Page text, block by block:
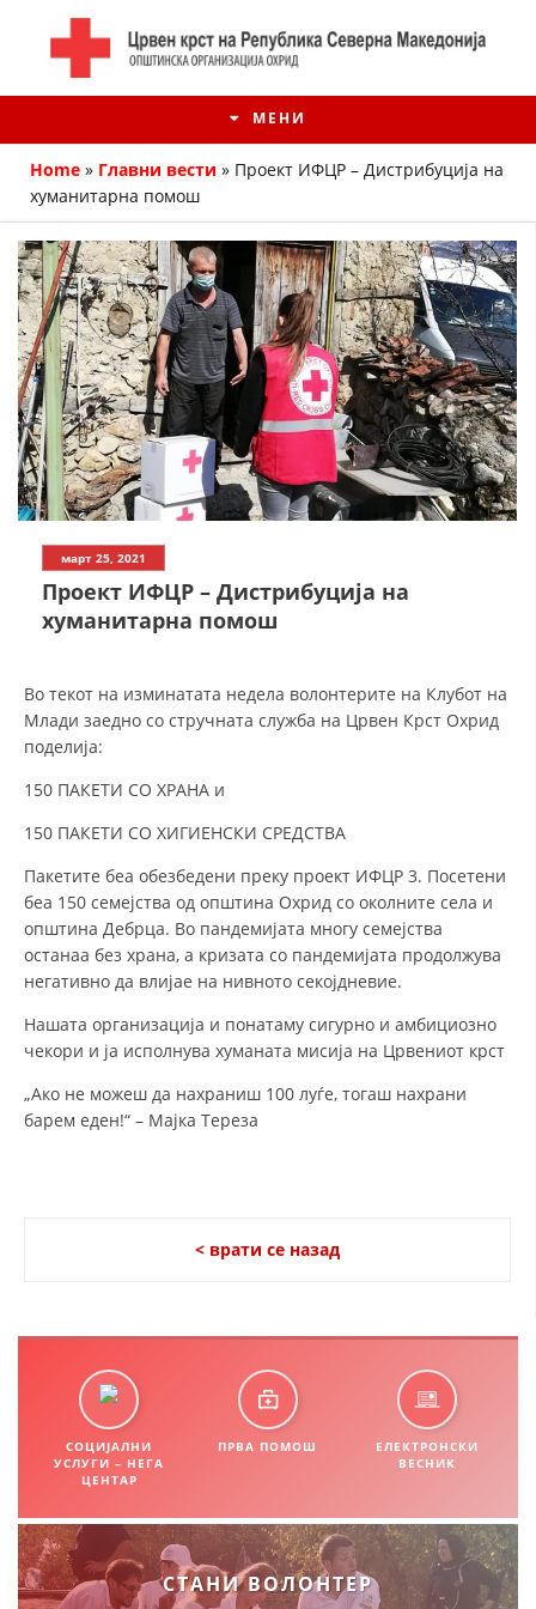
МЕНИ
ИСТОРИЈАТ НА ЦКРМ
ИСТОРИЈАТ НА ДВИЖЕЊЕТО
СТРУКТУРА НА ОРГАНИЗАЦИЈАТА
КОНТАКТ ИНФОРМАЦИИ
ЧЛЕНСТВО ВО ПРОФЕСИОНАЛНИ ТЕЛА
ЗАКОН ЗА ЦКРМ
ОРГАНИЗАЦИЈА И РАЗВОЈ
СТРУКТУРА И ОРГАНИЗАЦИОНА ПОСТАВЕНОСТ
ДИСЕМИНАЦИЈА
ПОДГОТВЕНОСТ И ДЕЈСТВО ПРИ КАТАСТРОФИ
ТИМОВИ НА ООЦК ОХРИД
ПРОЕКТИ – ПОДГОТВЕНОСТ И ДЕЈСТВУВАЊЕ ПРИ КАТАСТРОФИ
ИСТРАЖУВАЊЕ НА ЈАВНО МИСЛЕЊЕ
МЕЃУНАРОДНА СОРАБОТКА
Home » Главни вести » Проект ИФЦР – Дистрибуција на
хуманитарна помош
март 25, 2021
Проект ИФЦР – Дистрибуција на
хуманитарна помош
Во текот на изминатата недела волонтерите на Клубот на
Млади заедно со стручната служба на Црвен Крст Охрид
поделија:
150 ПАКЕТИ СО ХРАНА и
150 ПАКЕТИ СО ХИГИЕНСКИ СРЕДСТВА
Пакетите беа обезбедени преку проект ИФЦР 3. Посетени
беа 150 семејства од општина Охрид со околните села и
општина Дебрца. Во пандемијата многу семејства
останаа без храна, а кризата со пандемијата продолжува
негативно да влијае на нивното секојдневие.
Нашата организација и понатаму сигурно и амбициозно
чекори и ја исполнува хуманата мисија на Црвениот крст
„Ако не можеш да нахраниш 100 луѓе, тогаш нахрани
барем еден!“ – Мајка Тереза
< врати се назад
СОЦИЈАЛНИ
УСЛУГИ – НЕГА
ЦЕНТАР
ПРВА ПОМОШ
ЕЛЕКТРОНСКИ
ВЕСНИК
СТАНИ ВОЛОНТЕР